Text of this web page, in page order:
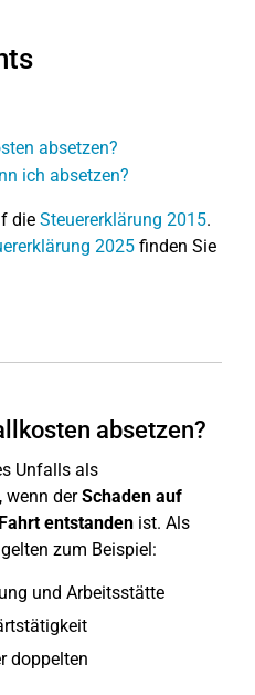
absetzen?
ich absetzen?
die Steuererklärung 2015.
2025 finden Sie
absetzen?
Unfalls als
wenn derSchaden auf
entstanden ist. Als
zum Beispiel:
und Arbeitsstätte
doppelten